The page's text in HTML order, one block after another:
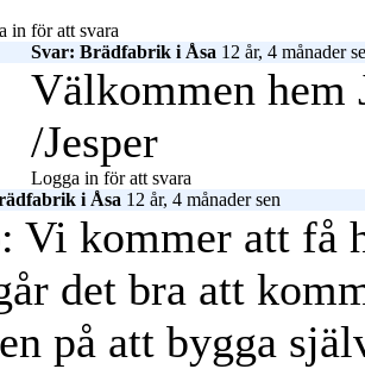
in för att svara
Svar: Brädfabrik i Åsa 12 år, 4 månader
Välkommen hem
/Jesper
Logga in för att svara
i Åsa 12 år, 4 månader sen
Vi kommer att få
det bra att
på att bygga